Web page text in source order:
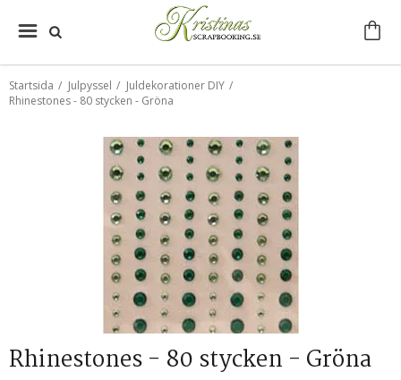
Startsida / Julpyssel / Juldekorationer DIY /
Rhinestones - 80 stycken - Gröna
Rhinestones - 80 stycken - Gröna